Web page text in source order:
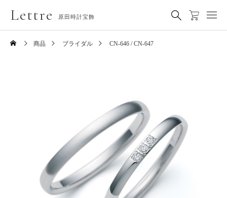
Lettre 原田時計宝飾
商品 ブライダル CN-646 / CN-647